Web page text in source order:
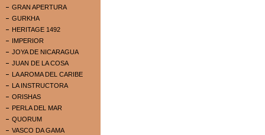
GRAN APERTURA
GURKHA
HERITAGE 1492
IMPERIOR
JOYA DE NICARAGUA
JUAN DE LA COSA
LA AROMA DEL CARIBE
LA INSTRUCTORA
ORISHAS
PERLA DEL MAR
QUORUM
VASCO DA GAMA